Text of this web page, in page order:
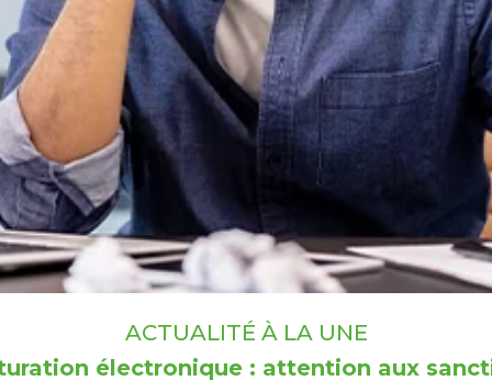
ACTUALITÉ À LA UNE
électronique : attention aux